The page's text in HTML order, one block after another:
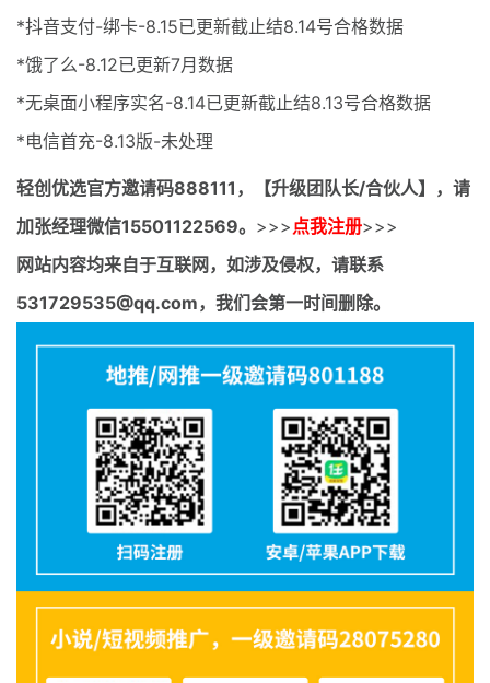
*抖音支付-绑卡-8.15已更新截止结8.14号合格数据
*饿了么-8.12已更新7月数据
*无桌面小程序实名-8.14已更新截止结8.13号合格数据
*电信首充-8.13版-未处理
轻创优选官方邀请码888111，【升级团队长/合伙人】，请
加张经理微信15501122569。 >>> 点我注册>>>
网站内容均来自于互联网，如涉及侵权，请联系
531729535@qq.com，我们会第一时间删除。